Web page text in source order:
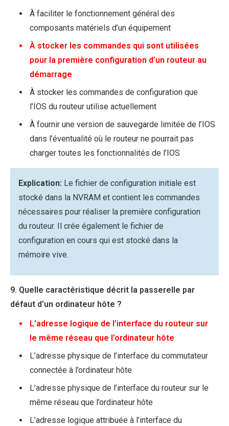
À faciliter le fonctionnement général des
composants matériels d’un équipement
À stocker les commandes qui sont utilisées
pour la première configuration d’un routeur au
démarrage
À stocker les commandes de configuration que
l’IOS du routeur utilise actuellement
À fournir une version de sauvegarde limitée de l’IOS
dans l’éventualité où le routeur ne pourrait pas
charger toutes les fonctionnalités de l’IOS
Explication: Le fichier de configuration initiale est
stocké dans la NVRAM et contient les commandes
nécessaires pour réaliser la première configuration
du routeur. Il crée également le fichier de
configuration en cours qui est stocké dans la
mémoire vive.
9. Quelle caractéristique décrit la passerelle par
défaut d’un ordinateur hôte ?
L’adresse logique de l’interface du routeur sur
le même réseau que l’ordinateur hôte
L’adresse physique de l’interface du commutateur
connectée à l’ordinateur hôte
L’adresse physique de l’interface du routeur sur le
même réseau que l’ordinateur hôte
L’adresse logique attribuée à l’interface du